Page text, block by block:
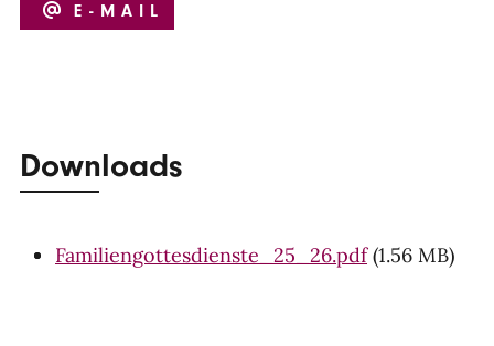
E-MAIL
Downloads
Familiengottesdienste_25_26.pdf (1.56 MB)